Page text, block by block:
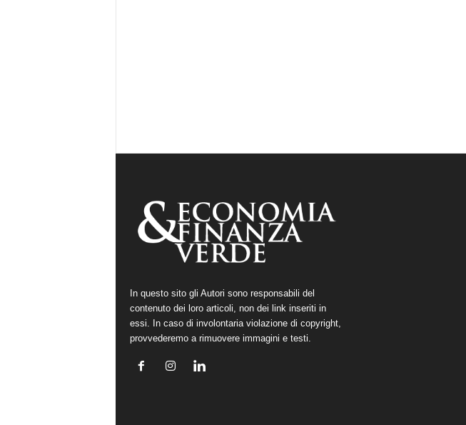
In questo sito gli Autori sono responsabili del
contenuto dei loro articoli, non dei link inseriti in
essi. In caso di involontaria violazione di copyright,
provvederemo a rimuovere immagini e testi.